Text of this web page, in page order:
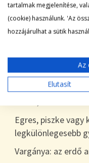
Sárgadinnye: a
Tökszezon:
egészen télig
Egres, piszke vagy
legkülönlegesebb
Vargánya: az erdő
tartalmak megjelenítése,
(cookie) használunk. 'Az
hozzájárulhat a sütik
Az
Elutasít